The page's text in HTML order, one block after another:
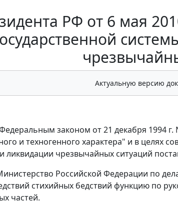
РФ от 6 мая
Актуальную версию
законом от 21 декабря 1994
и техногенного характера" и в целях
ликвидации чрезвычайных ситуаций
Российской Федерации по
стихийных бедствий функцию по
частей.